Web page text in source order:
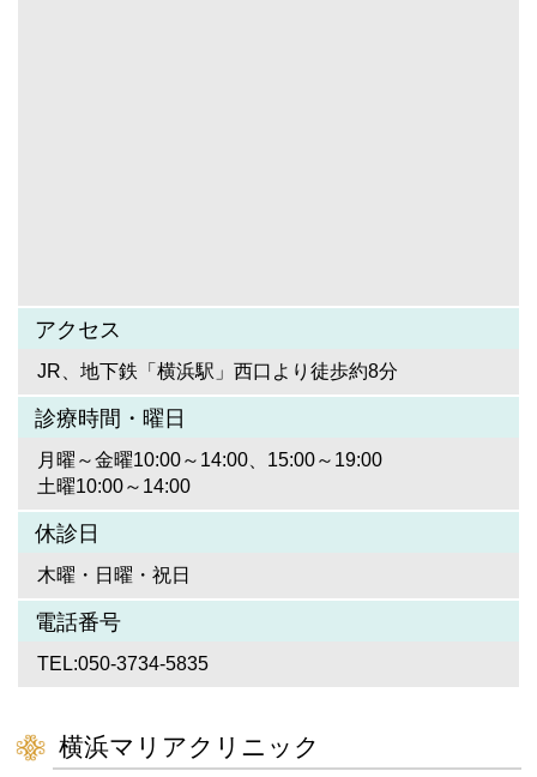
アクセス
JR、地下鉄「横浜駅」西口より徒歩約8分
診療時間・曜日
月曜～金曜10:00～14:00、15:00～19:00
土曜10:00～14:00
休診日
木曜・日曜・祝日
電話番号
TEL:050-3734-5835
横浜マリアクリニック